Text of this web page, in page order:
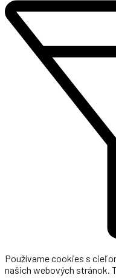
Používame cookies s
našich webových stránok.